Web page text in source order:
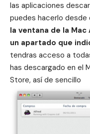
las aplicaciones
puedes hacerlo desde
la ventana de la
un apartado que
tendras acceso a
has descargado en el
Store, así de sencillo